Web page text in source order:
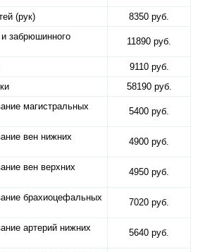
(рук)
8350 руб.
забрюшинного
11890 руб.
9110 руб.
58190 руб.
магистральных
5400 руб.
вен нижних
4900 руб.
вен верхних
4950 руб.
брахиоцефальных
7020 руб.
артерий нижних
5640 руб.